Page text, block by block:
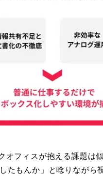
フィスが抱える課題は似
たもんか」と唸りながら